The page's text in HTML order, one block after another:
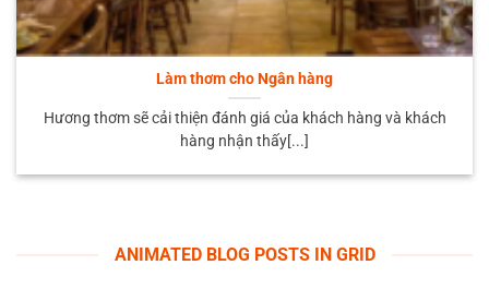
Làm thơm cho Ngân hàng
Hương thơm sẽ cải thiện đánh giá của khách hàng và khách
hàng nhận thấy[...]
ANIMATED BLOG POSTS IN GRID